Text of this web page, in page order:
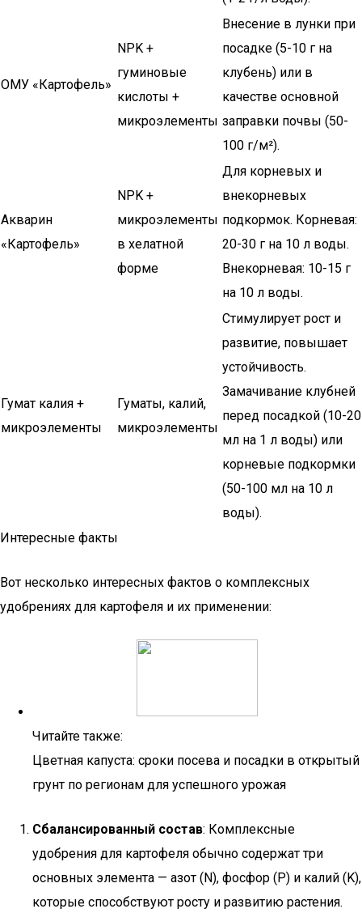
ОМУ «Картофель»
NPK +
гуминовые
кислоты +
микроэлементы
Внесение в лунки при
посадке (5-10 г на
клубень) или в
качестве основной
заправки почвы (50-
100 г/м²).
Акварин
«Картофель»
NPK +
микроэлементы
в хелатной
форме
Для корневых и
внекорневых
подкормок. Корневая:
20-30 г на 10 л воды.
Внекорневая: 10-15 г
на 10 л воды.
Гумат калия +
микроэлементы
Гуматы, калий,
микроэлементы
Стимулирует рост и
развитие, повышает
устойчивость.
Замачивание клубней
перед посадкой (10-20
мл на 1 л воды) или
корневые подкормки
(50-100 мл на 10 л
воды).
Интересные факты
Вот несколько интересных фактов о комплексных
удобрениях для картофеля и их применении:
Читайте также:
Цветная капуста: сроки посева и посадки в открытый
грунт по регионам для успешного урожая
Сбалансированный состав: Комплексные
удобрения для картофеля обычно содержат три
основных элемента — азот (N), фосфор (P) и калий (K),
которые способствуют росту и развитию растения.